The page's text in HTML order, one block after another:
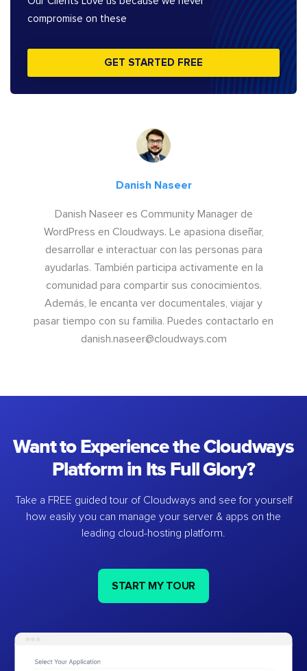
compromise on these
GET STARTED FREE
Danish Naseer
Danish Naseer es Community Manager de
WordPress en Cloudways. Le apasiona diseñar,
desarrollar e interactuar con las personas para
ayudarlas. También participa activamente en la
comunidad para compartir sus conocimientos.
Además, le encanta ver documentales, viajar y
pasar tiempo con su familia. Puedes contactarlo en
danish.naseer@cloudways.com
Want to Experience the Cloudways
Platform in Its Full Glory?
Take a FREE guided tour of Cloudways and see for yourself
how easily you can manage your server & apps on the
leading cloud-hosting platform.
START MY TOUR